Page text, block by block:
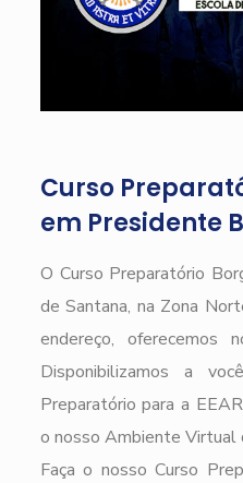
Curso
em Presidente
O Curso Preparatório
de Santana, na Zona
endereço, oferecemos
Disponibilizamos a
Preparatório para a
o nosso Ambiente Virtual
Faça o nosso Curso